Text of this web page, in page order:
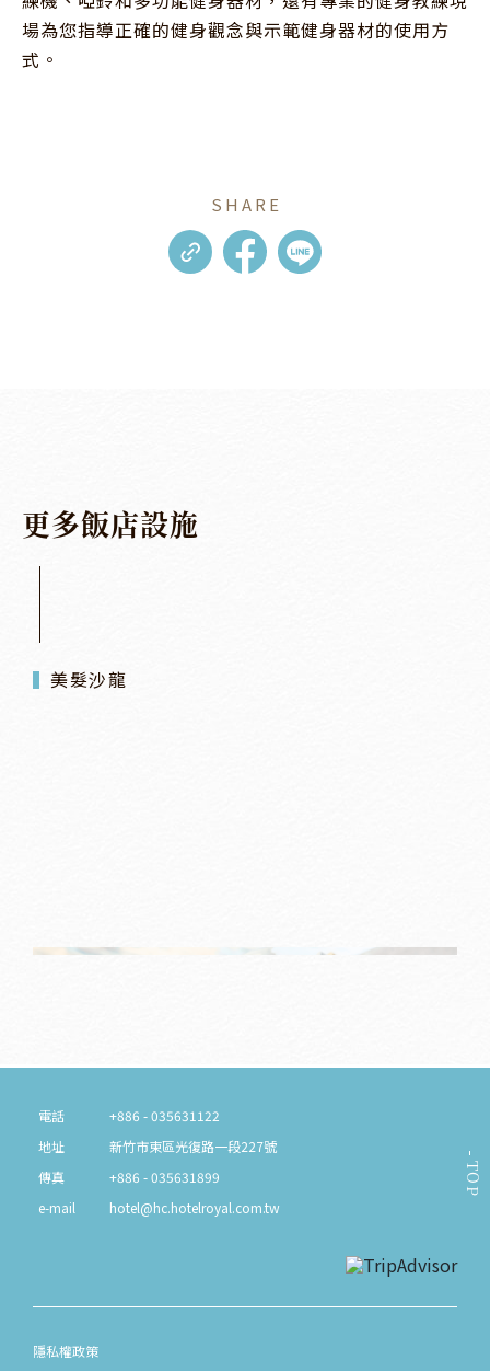
場為您指導正確的健身觀念與示範健身器材的使用方
式。
SHARE
更多飯店設施
美髮沙龍
TOP
電話
+886 - 035631122
地址
新竹市東區光復路一段227號
傳真
+886 - 035631899
e-mail
hotel@hc.hotelroyal.com.tw
隱私權政策